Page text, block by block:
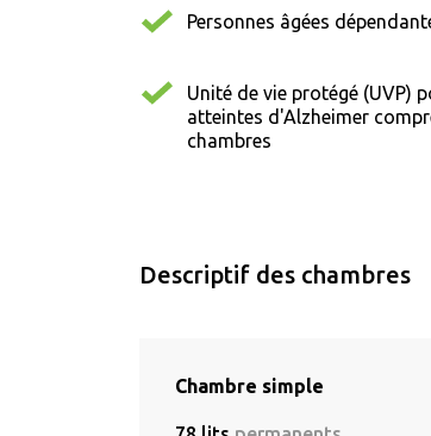
Personnes âgées
Unité de vie protégé (UVP)
atteintes d'Alzheimer
chambres
Descriptif des chambres
Chambre simple